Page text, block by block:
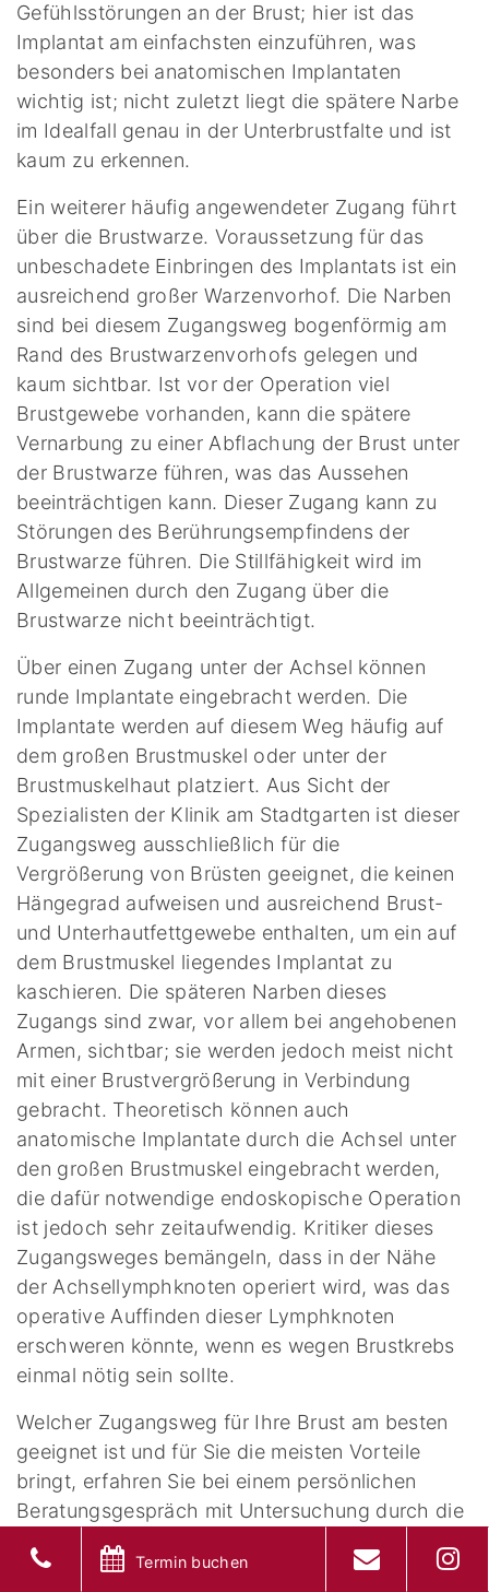
Gefühlsstörungen an der Brust; hier ist das
Implantat am einfachsten einzuführen, was
besonders bei anatomischen Implantaten
wichtig ist; nicht zuletzt liegt die spätere Narbe
im Idealfall genau in der Unterbrustfalte und ist
kaum zu erkennen.
Ein weiterer häufig angewendeter Zugang führt
über die Brustwarze. Voraussetzung für das
unbeschadete Einbringen des Implantats ist ein
ausreichend großer Warzenvorhof. Die Narben
sind bei diesem Zugangsweg bogenförmig am
Rand des Brustwarzenvorhofs gelegen und
kaum sichtbar. Ist vor der Operation viel
Brustgewebe vorhanden, kann die spätere
Vernarbung zu einer Abflachung der Brust unter
der Brustwarze führen, was das Aussehen
beeinträchtigen kann. Dieser Zugang kann zu
Störungen des Berührungsempfindens der
Brustwarze führen. Die Stillfähigkeit wird im
Allgemeinen durch den Zugang über die
Brustwarze nicht beeinträchtigt.
Über einen Zugang unter der Achsel können
runde Implantate eingebracht werden. Die
Implantate werden auf diesem Weg häufig auf
dem großen Brustmuskel oder unter der
Brustmuskelhaut platziert. Aus Sicht der
Spezialisten der Klinik am Stadtgarten ist dieser
Zugangsweg ausschließlich für die
Vergrößerung von Brüsten geeignet, die keinen
Hängegrad aufweisen und ausreichend Brust-
und Unterhautfettgewebe enthalten, um ein auf
dem Brustmuskel liegendes Implantat zu
kaschieren. Die späteren Narben dieses
Zugangs sind zwar, vor allem bei angehobenen
Armen, sichtbar; sie werden jedoch meist nicht
mit einer Brustvergrößerung in Verbindung
gebracht. Theoretisch können auch
anatomische Implantate durch die Achsel unter
den großen Brustmuskel eingebracht werden,
die dafür notwendige endoskopische Operation
ist jedoch sehr zeitaufwendig. Kritiker dieses
Zugangsweges bemängeln, dass in der Nähe
der Achsellymphknoten operiert wird, was das
operative Auffinden dieser Lymphknoten
erschweren könnte, wenn es wegen Brustkrebs
einmal nötig sein sollte.
Welcher Zugangsweg für Ihre Brust am besten
geeignet ist und für Sie die meisten Vorteile
bringt, erfahren Sie bei einem persönlichen
Beratungsgespräch mit Untersuchung durch die
Spezialisten der Klinik am Stadtgarten.
Termin buchen